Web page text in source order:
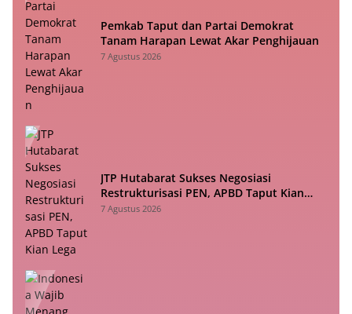
Pemkab Taput dan Partai Demokrat
Tanam Harapan Lewat Akar Penghijauan
7 Agustus 2026
JTP Hutabarat Sukses Negosiasi
Restrukturisasi PEN, APBD Taput Kian
Lega
7 Agustus 2026